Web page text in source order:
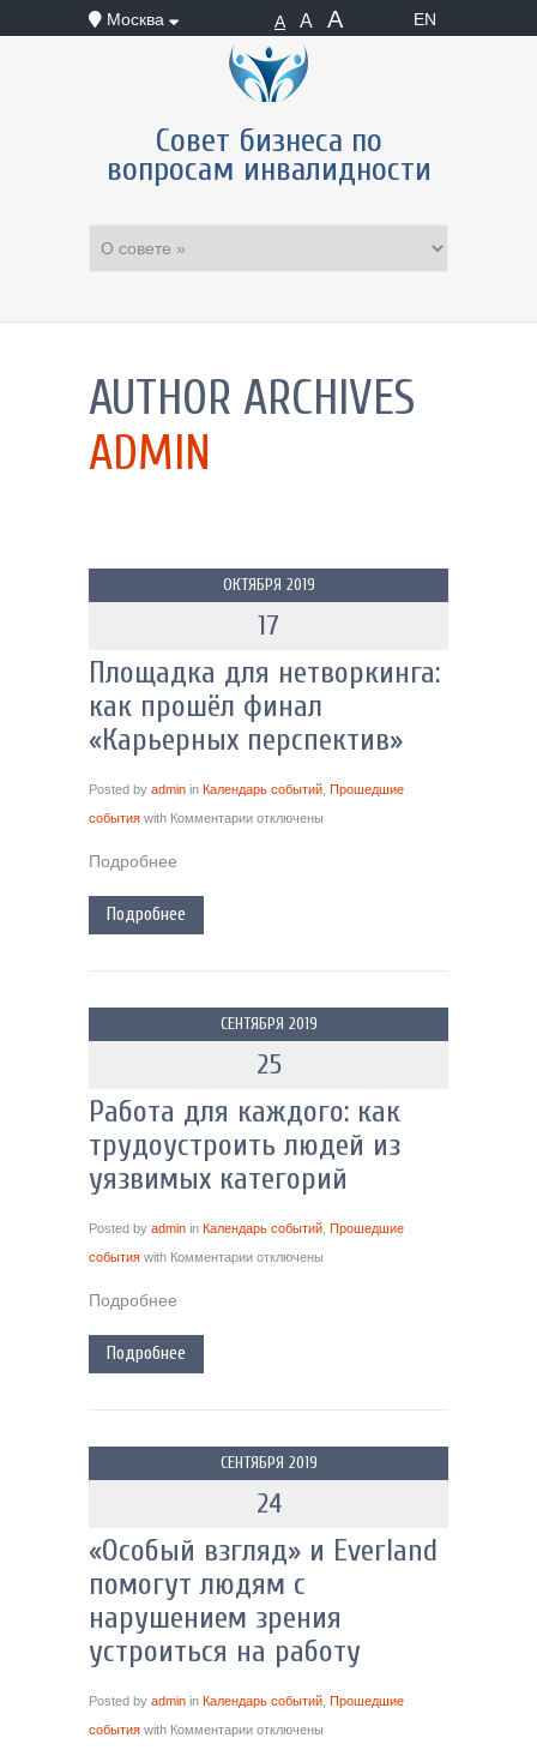
EN
А А А
Москва
Совет бизнеса по
вопросам инвалидности
AUTHOR ARCHIVES
ADMIN
ОКТЯБРЯ 2019
17
Площадка для нетворкинга:
как прошёл финал
«Карьерных перспектив»
Posted by admin in Календарь событий Прошедшие
события with Комментарии отключены
Подробнее
Подробнее
СЕНТЯБРЯ 2019
25
Работа для каждого: как
трудоустроить людей из
уязвимых категорий
Posted by admin in Календарь событий Прошедшие
события with Комментарии отключены
Подробнее
Подробнее
СЕНТЯБРЯ 2019
24
«Особый взгляд» и Everland
помогут людям с
нарушением зрения
устроиться на работу
Posted by admin in Календарь событий Прошедшие
события with Комментарии отключены